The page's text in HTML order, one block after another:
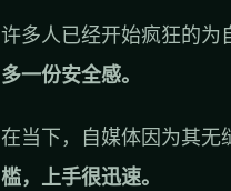
许多人已经开始疯狂的为
多一份安全感。
在当下，自媒体因为其无
槛，上手很迅速。